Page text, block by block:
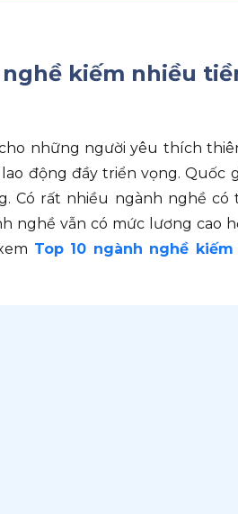
kiếm nhiều
những người yêu thích
động đầy triển vọng. Quốc
Có rất nhiều ngành nghề có
nghề vẫn có mức lương cao
Top 10 ngành nghề